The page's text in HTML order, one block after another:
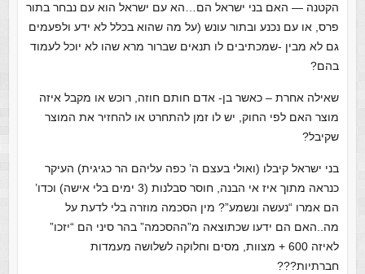
הקטנה — האם בני ישראל הם…הא עם ישראל הוא עם נבחר בתור
פרס, או עם נכנע ובתור עונש (על מה שהוא בכלל לא ידע ולפעמים
גם לא מבין -שמכתיבים לו תנאים שברור מרא שהו לא יוכל לעמוד
בהם?
שאילה אחרת – כאשר בן- אדם חותם חוזה, רוכש או מקבל איזה
מוצר האם לפי החוק, יש לו זמן להתחרט או להחזיר את המוצר
שקיבל?
בני ישראל קיבלו (ואולי בעצם ה’ כפה עליהם הר כגיגית) העיקר
כנראה מתוך איז אי הבנה, חוסר סבלנות (3 ימים בלי אישה) וכדו’
הם אמרו “נעשה ונשמע”? מין הסכמה מוזרה בלי לדעת על
מה..האם הם ידעו שכתוצאה מ”ההסכמה” בהר סיני הם “יזכו”
לאיזה 600 + מצוות, מסים וחלוקה לשלושה מעמדות
חברתיות???